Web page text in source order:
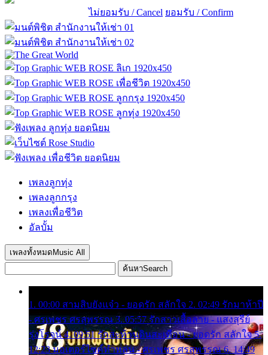
ไม่ยอมรับ / Cancel ยอมรับ / Confirm
เพลงลูกทุ่ง
เพลงลูกกรุง
เพลงเพื่อชีวิต
อัลบั้ม
เพลงทั้งหมด Music All
ค้นหาSearch
1. 00:00 สามสิบยังแจ๋ว - ยอดรัก สลักใจ 2. 02:49 รักมาห้าปี
- ศรเพชร ศรสุพรรณ 3. 05:57 รักสาวเสื้อลาย - แสงสุรีย์
รุ่งโรจน์ 4. 09:51 รักสะท้านดินสะเทือน - ยอดรัก สลักใจ 5.
12:23 มอเตอร์ไซค์ทำหล่น - ศรเพชร ศรสุพรรณ 6. 14:49